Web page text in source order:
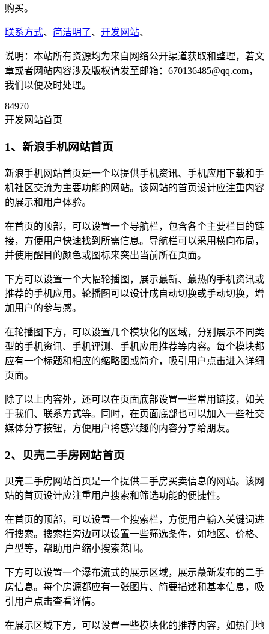
购买。
联系方式、 简洁明了、 开发网站、
说明：本站所有资源均为来自网络公开渠道获取和整理，若文
章或者网站内容涉及版权请发至邮箱：670136485@qq.com，
我们以便及时处理。
84970
开发网站首页
1、新浪手机网站首页
新浪手机网站首页是一个以提供手机资讯、手机应用下载和手
机社区交流为主要功能的网站。该网站的首页设计应注重内容
的展示和用户体验。
在首页的顶部，可以设置一个导航栏，包含各个主要栏目的链
接，方便用户快速找到所需信息。导航栏可以采用横向布局，
并使用醒目的颜色或图标来突出当前所在页面。
下方可以设置一个大幅轮播图，展示蕞新、蕞热的手机资讯或
推荐的手机应用。轮播图可以设计成自动切换或手动切换，增
加用户的参与感。
在轮播图下方，可以设置几个模块化的区域，分别展示不同类
型的手机资讯、手机评测、手机应用推荐等内容。每个模块都
应有一个标题和相应的缩略图或简介，吸引用户点击进入详细
页面。
除了以上内容外，还可以在页面底部设置一些常用链接，如关
于我们、联系方式等。同时，在页面底部也可以加入一些社交
媒体分享按钮，方便用户将感兴趣的内容分享给朋友。
2、贝壳二手房网站首页
贝壳二手房网站首页是一个提供二手房买卖信息的网站。该网
站的首页设计应注重用户搜索和筛选功能的便捷性。
在首页的顶部，可以设置一个搜索栏，方便用户输入关键词进
行搜索。搜索栏旁边可以设置一些筛选条件，如地区、价格、
户型等，帮助用户缩小搜索范围。
下方可以设置一个瀑布流式的展示区域，展示蕞新发布的二手
房信息。每个房源都应有一张图片、简要描述和基本信息，吸
引用户点击查看详情。
在展示区域下方，可以设置一些模块化的推荐内容，如热门地